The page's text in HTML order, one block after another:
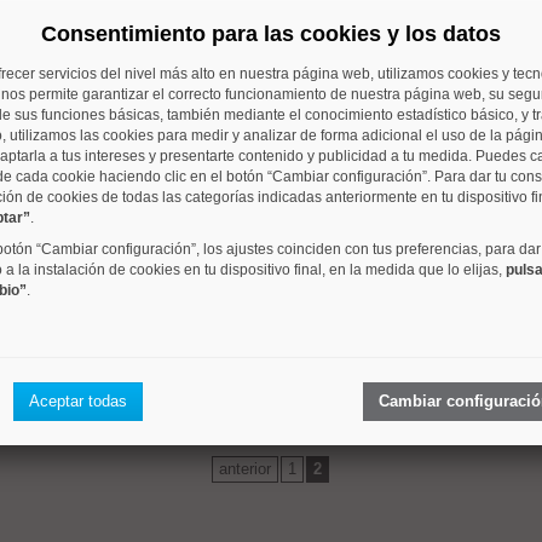
barrio metros dormitorios
rango de precios que se aproximan a su criterio de
anterior 1 2
Consentimiento para las cookies y los datos
servicios del nivel más alto en nuestra página web, utilizamos cookies y
permite garantizar el correcto funcionamiento de nuestra página web, su
sus funciones básicas, también mediante el conocimiento estadístico básico, y
utilizamos las cookies para medir y analizar de forma adicional el uso de la
a tus intereses y presentarte contenido y publicidad a tu medida. Puedes
cada cookie haciendo clic en el botón “Cambiar configuración”. Para dar tu
de cookies de todas las categorías indicadas anteriormente en tu dispositivo
.
“Cambiar configuración”, los ajustes coinciden con tus preferencias, para dar
a la instalación de cookies en tu dispositivo final, en la medida que lo elijas,
.
Aceptar todas Cambiar